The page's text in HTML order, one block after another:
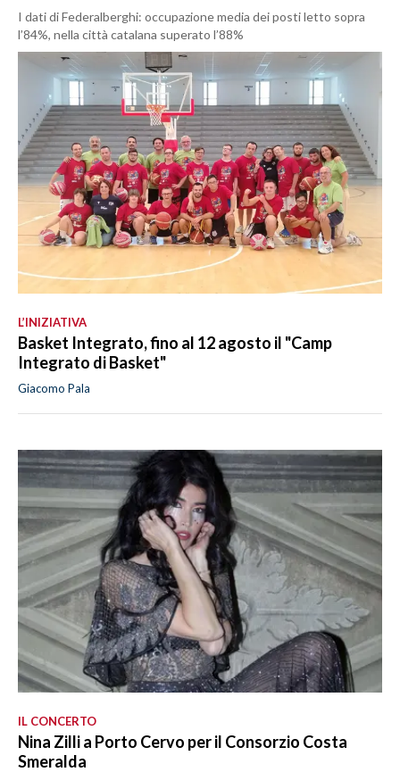
I dati di Federalberghi: occupazione media dei posti letto sopra
l’84%, nella città catalana superato l’88%
L’INIZIATIVA
Basket Integrato, fino al 12 agosto il "Camp
Integrato di Basket"
Giacomo Pala
IL CONCERTO
Nina Zilli a Porto Cervo per il Consorzio Costa
Smeralda